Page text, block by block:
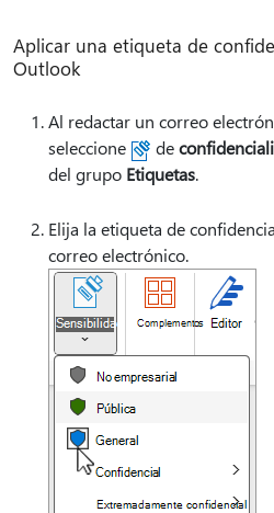
Aplicar una etiqueta de
Outlook
Al redactar un correo
seleccione
de
del grupo Etiquetas.
Elija la etiqueta de
correo electrónico.